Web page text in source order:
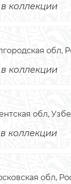
коллекции
обл,
коллекции
обл,
коллекции
обл,